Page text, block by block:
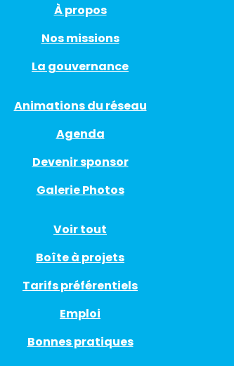
À propos
Nos missions
La gouvernance
Animations du réseau
Agenda
Devenir sponsor
Galerie Photos
Voir tout
Boîte à projets
Tarifs préférentiels
Emploi
Bonnes pratiques